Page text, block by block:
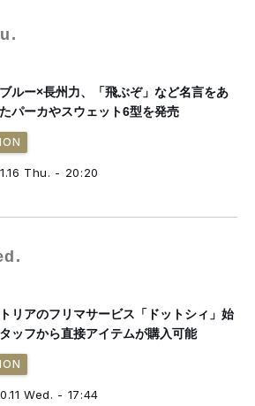
ルー×長州力、「飛ぶぞ」など名言をあ
パーカやスウェット6型を発売
Thu. - 20:20
リアのフリマサービス「ドットシィ」始
ッフから直接アイテムが購入可能
Wed. - 17:44